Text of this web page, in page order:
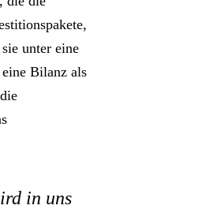
unter eine
Bilanz als
in uns